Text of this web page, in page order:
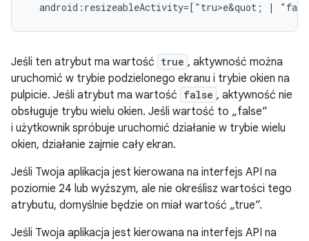
android:resizeableActivity=["tru>e&quot; |
Jeśli ten atrybut ma wartość true , aktywność można
uruchomić w trybie podzielonego ekranu i trybie okien na
pulpicie. Jeśli atrybut ma wartość false , aktywność nie
obsługuje trybu wielu okien. Jeśli wartość to „false”
i użytkownik spróbuje uruchomić działanie w trybie wielu
okien, działanie zajmie cały ekran.
Jeśli Twoja aplikacja jest kierowana na interfejs API na
poziomie 24 lub wyższym, ale nie określisz wartości tego
atrybutu, domyślnie będzie on miał wartość „true”.
Jeśli Twoja aplikacja jest kierowana na interfejs API na